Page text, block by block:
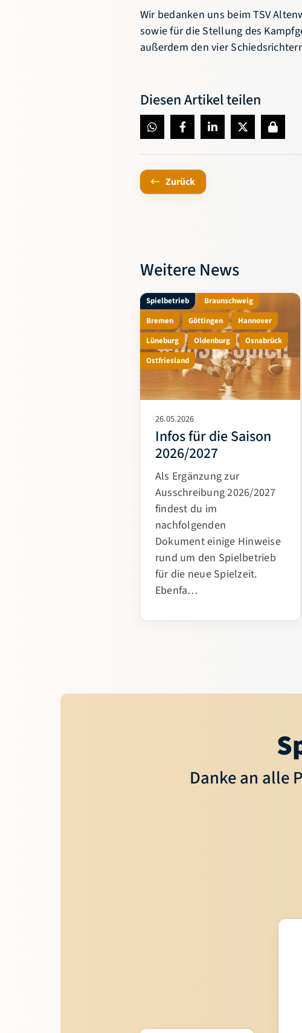
Wir bedanken uns beim TSV
sowie für die Stellung des
außerdem den vier Schiedsrichtern.
Diesen Artikel teilen
Zurück
Weitere News
Spielbetrieb
Braunschweig
Bremen
Göttingen
Hannover
Lüneburg
Oldenburg
Osnabrück
Ostfriesland
26.05.2026
Infos für die Saison
2026/2027
Als Ergänzung zur
Ausschreibung 2026/2027
findest du im
nachfolgenden
Dokument einige Hinweise
rund um den Spielbetrieb
für die neue Spielzeit.
Ebenfa…
Danke an alle